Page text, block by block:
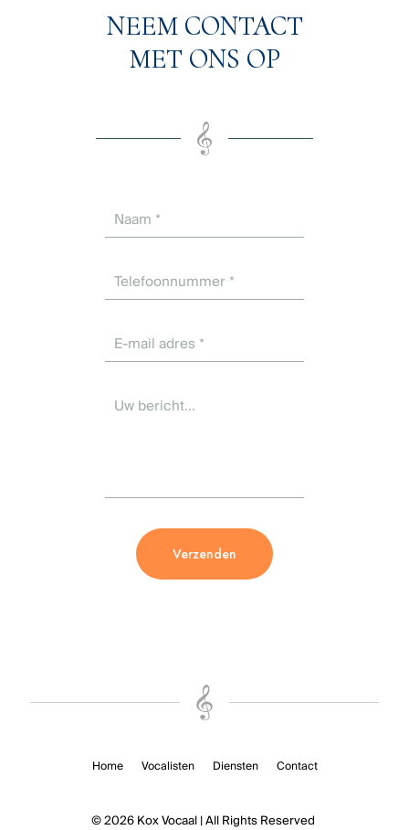
NEEM CONTACT
MET ONS OP
Home Vocalisten Diensten Contact
© 2026 Kox Vocaal | All Rights Reserved